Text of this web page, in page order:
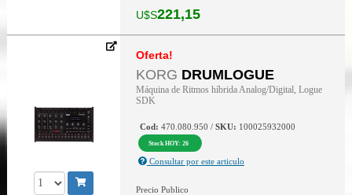
U$S221,15
Oferta!
KORG DRUMLOGUE
Máquina de Ritmos híbrida Analog/Digital, Logue
SDK
Cod: 470.080.950 / SKU: 100025932000
Stock HOY: 26
Consultar por este articulo
Precio Publico